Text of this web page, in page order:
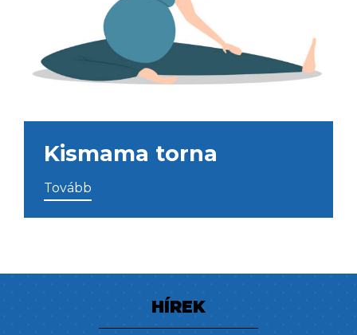
Kismama torna
Tovább
HÍREK